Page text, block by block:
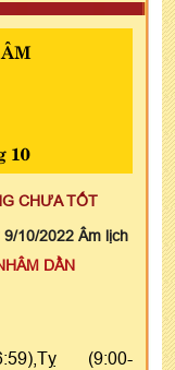
10
CHƯA TỐT
9/10/2022 Âm lịch
DẦN
(9:00-